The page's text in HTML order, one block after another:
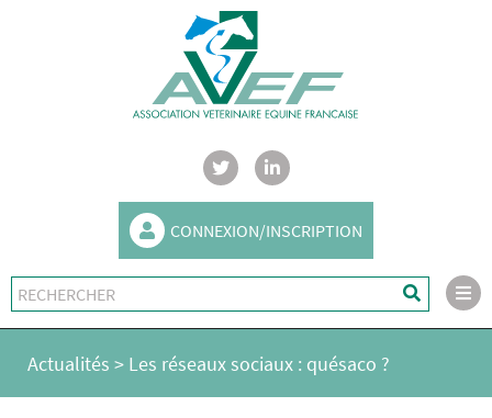
CONNEXION/INSCRIPTION
Actualités > Les réseaux sociaux : quésaco ?